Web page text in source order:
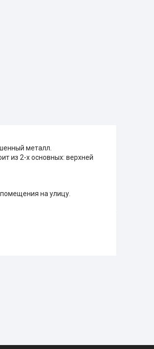
металл.
из 2-х основных: верхней
на улицу.